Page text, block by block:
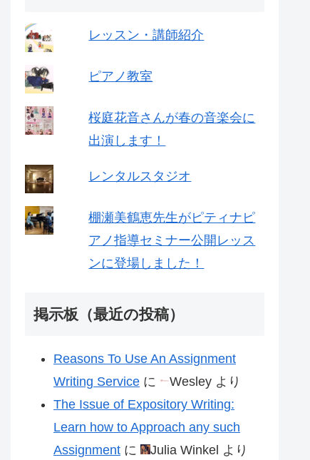
レッスン・講師紹介
ピアノ教室
桜庭花音さんが春の音楽会に
出演します！
レンタルスタジオ
棚瀬美鶴恵先生がピティナピ
アノ指導セミナー公開レッス
ンに登場しました！
掲示板（最近の投稿）
Reasons To Use An Assignment
Writing Service に Wesley より
The Issue of Expository Writing:
Learn how to Approach any such
Assignment に Julia Winkel より